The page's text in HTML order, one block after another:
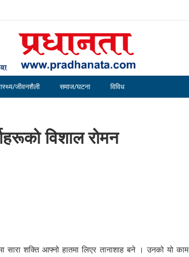
जीवनशैली समाज/घटना विविध
विशाल रोमन
सारा शक्ति आफ्नो हातमा लिएर तानाशाह बने । उनको यो काम